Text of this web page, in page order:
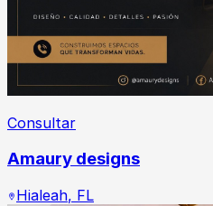
Consultar
Amaury designs
Hialeah, FL